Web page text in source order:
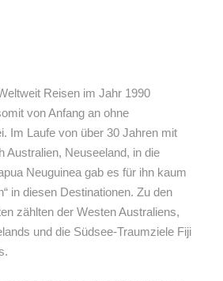
Reisen im Jahr 1990
von Anfang an ohne
Im Laufe von über 30 Jahren mit
Australien, Neuseeland, in die
Neuguinea gab es für ihn kaum
in diesen Destinationen. Zu den
zählten der Westen Australiens,
und die Südsee-Traumziele Fiji